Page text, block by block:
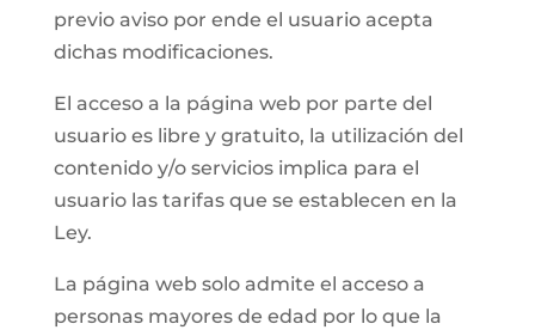
previo aviso por ende el usuario acepta
dichas modificaciones.
El acceso a la página web por parte del
usuario es libre y gratuito, la utilización del
contenido y/o servicios implica para el
usuario las tarifas que se establecen en la
Ley.
La página web solo admite el acceso a
personas mayores de edad por lo que la